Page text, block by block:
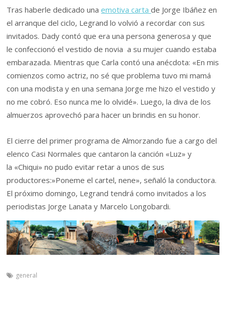
Tras haberle dedicado unaemotiva cartade Jorge Ibáñez en
el arranque del ciclo, Legrand lo volvió a recordar con sus
invitados. Dady contó que era una persona generosa y que
le confeccionó el vestido de novia a su mujer cuando estaba
embarazada. Mientras que Carla contó una anécdota: «En mis
comienzos como actriz, no sé que problema tuvo mi mamá
con una modista y en una semana Jorge me hizo el vestido y
no me cobró. Eso nunca me lo olvidé». Luego, la diva de los
almuerzos aprovechó para hacer un brindis en su honor.
El cierre del primer programa de Almorzando fue a cargo del
elenco Casi Normales que cantaron la canción «Luz» y
la «Chiqui» no pudo evitar retar a unos de sus
productores:»Poneme el cartel, nene», señaló la conductora.
El próximo domingo, Legrand tendrá como invitados a los
periodistas Jorge Lanata y Marcelo Longobardi.
general